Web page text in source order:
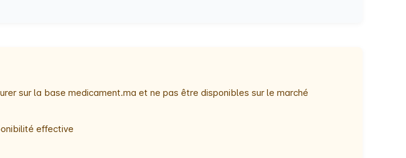
sur la base medicament.ma et ne pas être disponibles sur le marché
effective